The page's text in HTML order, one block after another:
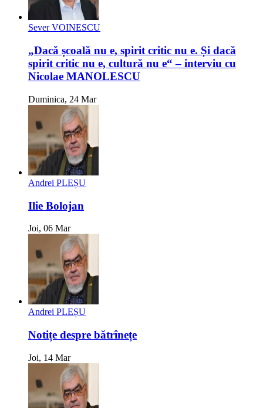
Sever VOINESCU
„Dacă școală nu e, spirit critic nu e. Și dacă
spirit critic nu e, cultură nu e“ – interviu cu
Nicolae MANOLESCU
Duminica, 24 Mar
Andrei PLEȘU
Ilie Bolojan
Joi, 06 Mar
Andrei PLEȘU
Notițe despre bătrînețe
Joi, 14 Mar